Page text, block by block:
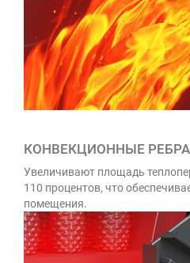
КОНВЕКЦИОННЫЕ РЕБРА
Увеличивают площадь
110 процентов, что
помещения.